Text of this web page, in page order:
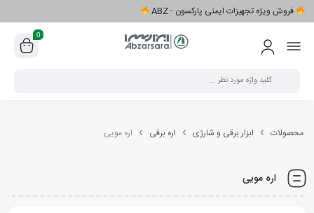
فروش ویژه تجهیزات ایمنی پارکسون - ABZ
0
محصولات ابزار برقی و شارژی اره برقی اره مویی
اره مویی